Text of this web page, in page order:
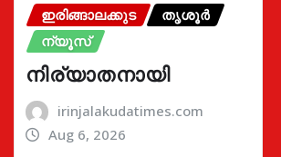
ഇരിങ്ങാലക്കുട
തൃശൂർ
ന്യൂസ്
നിര്യാതനായി
irinjalakudatimes.com
Aug 6, 2026